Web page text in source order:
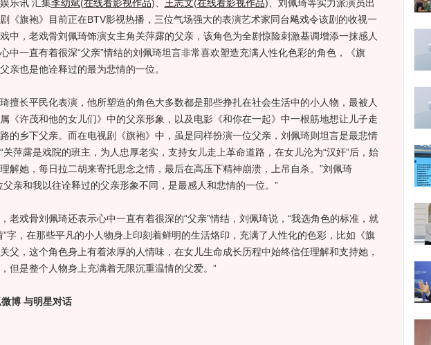
讯 汇集李幼斌(在线看影视作品) 王志文(在线看影视作品) 、刘佩琦等实力派演员出
《旗袍》目前正在BTV影视热播，三位气场强大的表演艺术家同台飚戏令该剧的收视一
中，老戏骨刘佩琦饰演女主角关萍露的父亲，该角色为全剧惊险刺激基调增添一抹感人
中一直有着很深“父亲”情结的刘佩琦坦言非常喜欢塑造充满人性化色彩的角色，《旗
亲也是他诠释过的最为悲情的一位。
长平民化表演，他所塑造的角色大多数都是那些挣扎在社会生活中的小人物，最被人
《许茂和他的女儿们》中的父亲形象，以及电影《和你在一起》中一根筋地想让儿子走
路的乡下父亲。而在电视剧《旗袍》中，虽是同样扮演一位父亲，刘佩琦则坦言是最悲情
关萍露是戏院的班主，为人忠厚老实，支持女儿走上革命道路，在女儿沦为“汉奸”后，始
解她，每日拉二胡来寄托思念之情，最后在高压下精神崩溃，上吊自杀。”刘佩琦
父亲和我以往诠释过的父亲形象不同，是最感人和悲情的一位。”
戏骨刘佩琦还表示心中一直有着很深的“父亲”情结，刘佩琦说，“我选角色的标准，就
”字，在那些平凡的小人物身上印刻着鲜明的生活烙印，充满了人性化的色彩，比如《旗
父，这个角色身上有着浓厚的人情味，在女儿生命成长历程中始终信任理解和支持她，
但是整个人物身上充满着无限沉重温情的父爱。”
博 与明星对话